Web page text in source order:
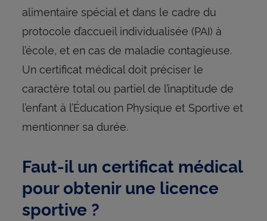
alimentaire spécial et dans le cadre du
protocole d’accueil individualisée (PAI) à
l’école, et en cas de maladie contagieuse.
Un certificat médical doit préciser le
caractère total ou partiel de l’inaptitude de
l’enfant à l’Éducation Physique et Sportive et
mentionner sa durée.
Faut-il un certificat médical
pour obtenir une licence
sportive ?